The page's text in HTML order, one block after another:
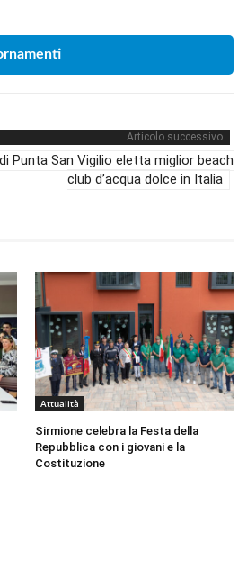
Articolo successivo
Punta San Vigilio eletta miglior beach
club d’acqua dolce in Italia
Attualità
Sirmione celebra la Festa della
Repubblica con i giovani e la
Costituzione